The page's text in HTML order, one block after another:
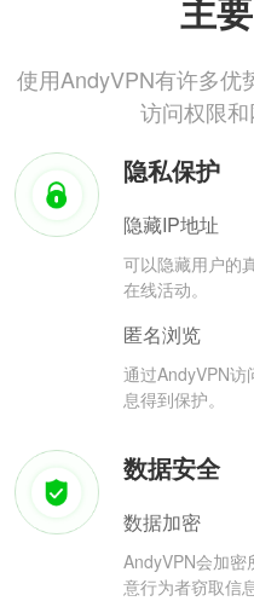
主
使用AndyVPN有许多优
访问权限
隐私保护
隐藏IP地址
可以隐藏用户的
在线活动。
匿名浏览
通过AndyVPN
息得到保护。
数据安全
数据加密
AndyVPN会加密
意行为者窃取信息